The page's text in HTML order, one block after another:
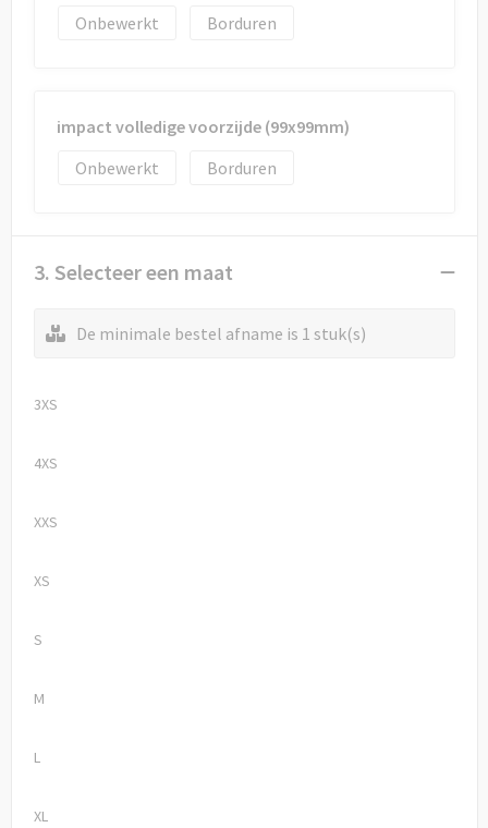
Onbewerkt
Borduren
impact volledige voorzijde (99x99mm)
Onbewerkt
Borduren
3. Selecteer een maat
De minimale bestel afname is 1 stuk(s)
3XS
4XS
XXS
XS
S
M
L
XL